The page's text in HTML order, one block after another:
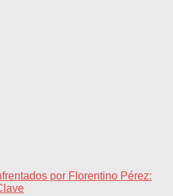
por Florentino Pérez: